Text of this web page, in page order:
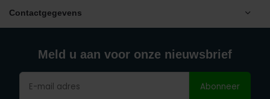
Contactgegevens
Meld u aan voor onze nieuwsbrief
Abonneer